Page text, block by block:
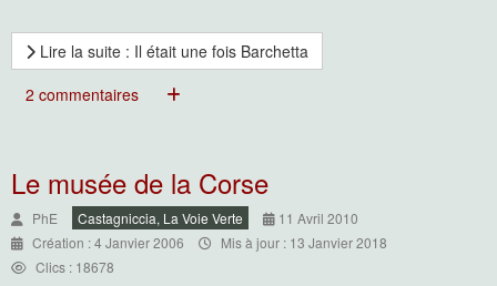
Lire la suite : Il était une fois Barchetta
2 commentaires
Le musée de la Corse
PhE Castagniccia, La Voie Verte
11 Avril 2010
Création : 4 Janvier 2006
Mis à jour : 13 Janvier 2018
Clics : 18678